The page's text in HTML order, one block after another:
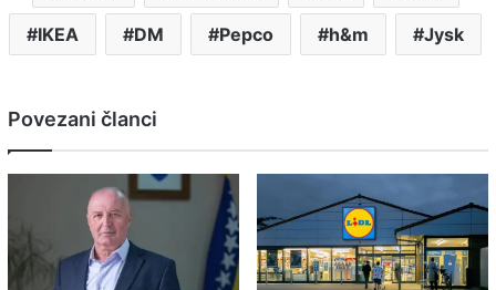
IKEA DM Pepco h&m Jysk
Povezani članci